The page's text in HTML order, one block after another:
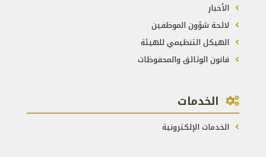
الأخبار
لائحة شؤون الموظفين
الهيكل التنظيمي للهيئة
قانون الوثائق والمحفوظات
الخدمات
الخدمات الإلكترونية